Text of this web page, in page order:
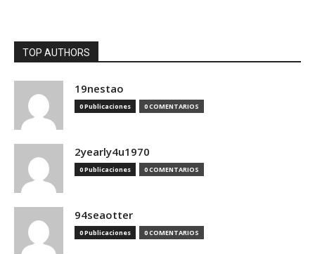
TOP AUTHORS
19nestao
0 Publicaciones 0 COMENTARIOS
2yearly4u1970
0 Publicaciones 0 COMENTARIOS
94seaotter
0 Publicaciones 0 COMENTARIOS